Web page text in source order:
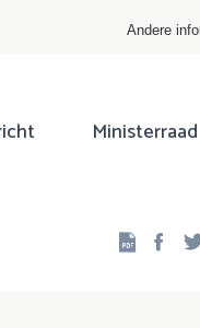
Andere
Ministerraad